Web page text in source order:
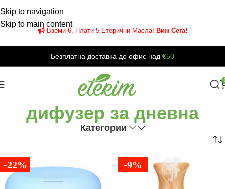
Skip to navigation
Skip to main content
Вземи 6, Плати 5 Етерични Масла! Виж Сега!
Безплатна доставка до офис над €50
дифузер за дневна
Категории
-22% -9%